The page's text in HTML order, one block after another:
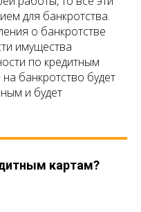
для банкротства.
о банкротстве
имущества
по кредитным
банкротство будет
и будет
картам?